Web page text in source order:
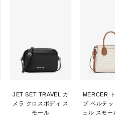
JET SET TRAVEL カ
メラ クロスボディ ス
モール
MERCER トップジッ
プ ベルテッド サッチ
ェル スモール - MKシ